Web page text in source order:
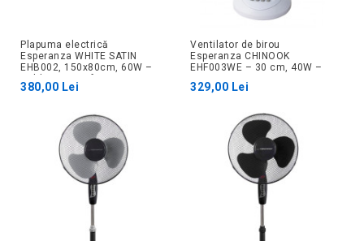
Plapuma electrică
Esperanza WHITE SATIN
EHB002, 150x80cm, 60W –
Solutions
380,00 Lei
Ventilator de birou
Esperanza CHINOOK
EHF003WE – 30 cm, 40W –
329,00 Lei